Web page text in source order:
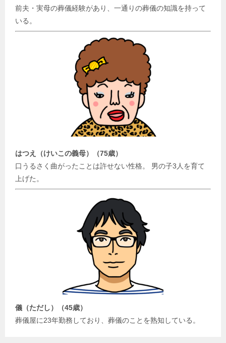
前夫・実母の葬儀経験があり、一通りの葬儀の知識を持って
いる。
はつえ（けいこの義母）（75歳）
口うるさく曲がったことは許せない性格。 男の子3人を育て
上げた。
儀（ただし）（45歳）
葬儀屋に23年勤務しており、葬儀のことを熟知している。